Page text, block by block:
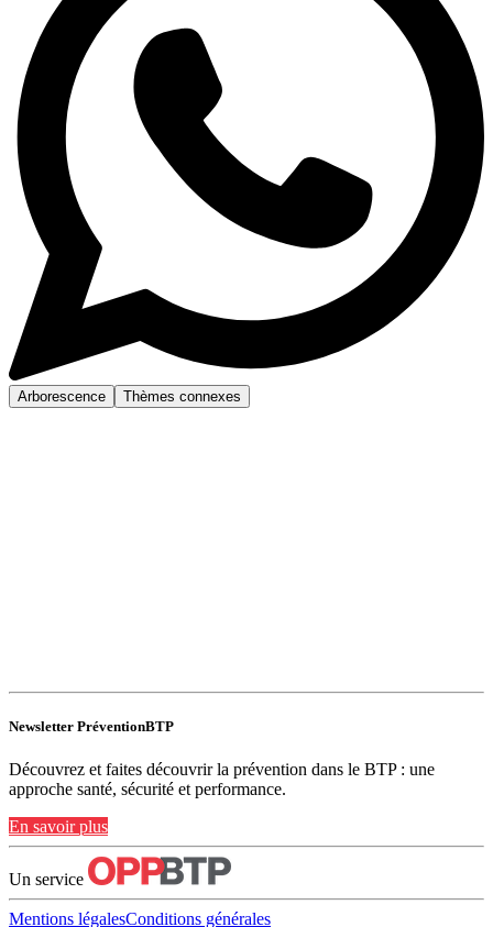
Arborescence Thèmes connexes
Newsletter PréventionBTP
Découvrez et faites découvrir la prévention dans le BTP : une
approche santé, sécurité et performance.
En savoir plus
Un service
Mentions légalesConditions générales